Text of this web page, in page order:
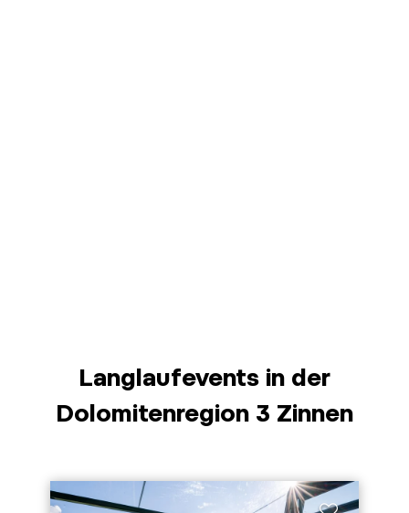
Langlaufevents in der
Dolomitenregion 3 Zinnen